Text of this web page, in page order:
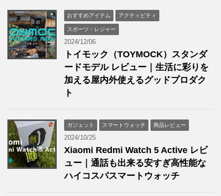
おすすめアイテム アクティビティ
スポーツ・レジャー
2024/12/06
トイモック（TOYMOCK）スタンダ
ードモデル レビュー｜生活に彩りを
加える屋内外使えるグッドプロダク
ト
ガジェット スマートウォッチ 商品レビュー
2024/10/25
Xiaomi Redmi Watch 5 Active レビ
ュー｜通話も出来る安すぎ高性能な
ハイコスパスマートウォッチ